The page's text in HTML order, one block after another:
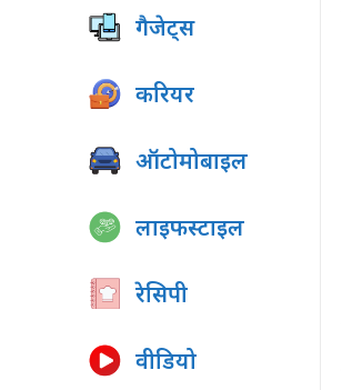
गैजेट्स
करियर
ऑटोमोबाइल
लाइफस्टाइल
रेसिपी
वीडियो